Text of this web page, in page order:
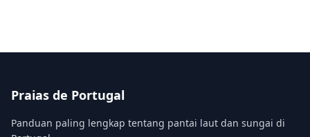
Praias de Portugal
Panduan paling lengkap tentang pantai laut dan sungai di